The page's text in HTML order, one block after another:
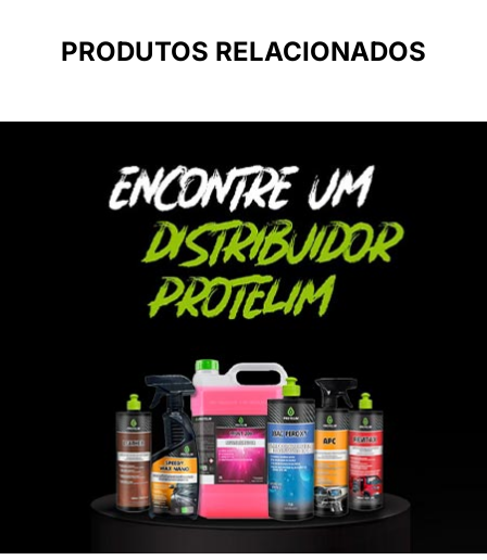
PRODUTOS RELACIONADOS